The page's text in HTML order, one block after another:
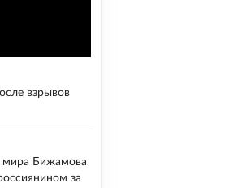
взрывов
мира Бижамова
за